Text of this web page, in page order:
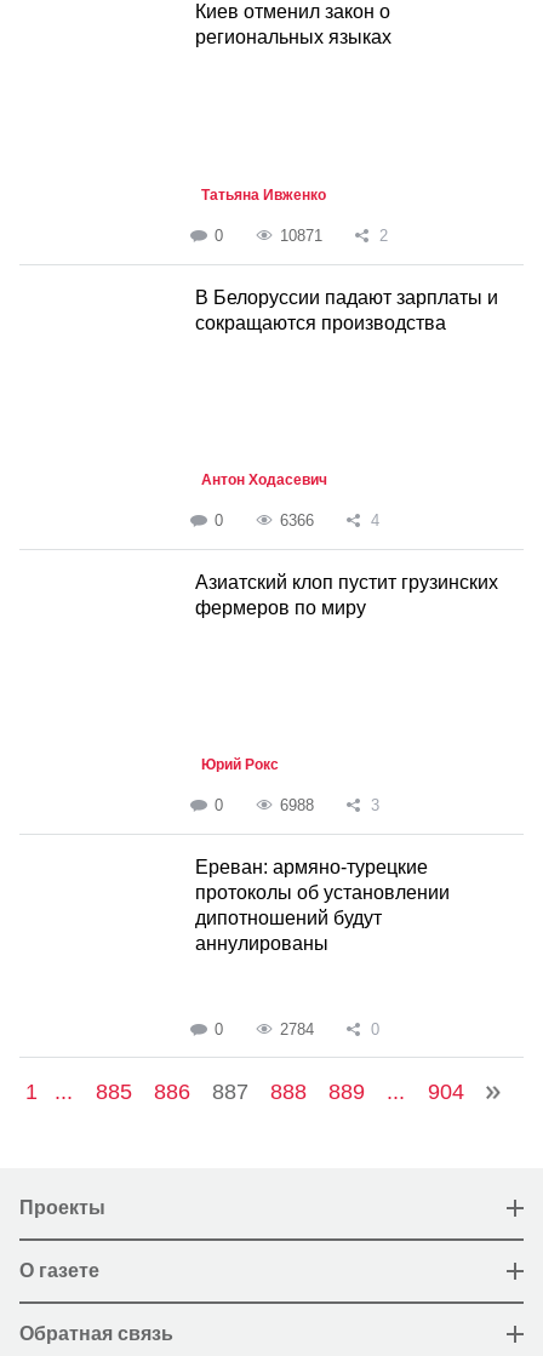
Киев отменил закон о
региональных языках
Татьяна Ивженко
0 10871 2
В Белоруссии падают зарплаты и
сокращаются производства
Антон Ходасевич
0 6366 4
Азиатский клоп пустит грузинских
фермеров по миру
Юрий Рокс
0 6988 3
Ереван: армяно-турецкие
протоколы об установлении
дипотношений будут
аннулированы
0 2784 0
1 ... 885 886 887 888 889 ... 904
Проекты
О газете
Обратная связь